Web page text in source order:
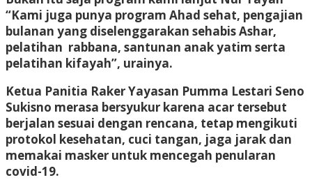
“Kami juga punya program Ahad sehat, pengajian
bulanan yang diselenggarakan sehabis Ashar,
pelatihan rabbana, santunan anak yatim serta
pelatihan kifayah”, urainya.
Ketua Panitia Raker Yayasan Pumma Lestari Seno
Sukisno merasa bersyukur karena acar tersebut
berjalan sesuai dengan rencana, tetap mengikuti
protokol kesehatan, cuci tangan, jaga jarak dan
memakai masker untuk mencegah penularan
covid-19.